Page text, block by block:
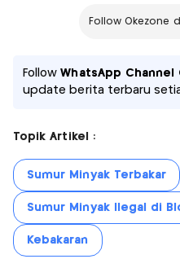
Follow Okezone
FollowWhatsApp Channel
update berita terbaru
Topik Artikel :
Sumur Minyak Terbakar
Sumur Minyak Ilegal di
Kebakaran